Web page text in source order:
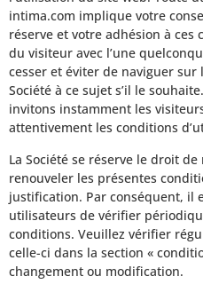
intima.com implique votre
réserve et votre adhésion à ces
du visiteur avec l’une
cesser et éviter de naviguer
Société à ce sujet s’il le
invitons instamment les
attentivement les conditions
La Société se réserve le droit
renouveler les présentes
justification. Par conséquent, il
utilisateurs de vérifier
conditions. Veuillez vérifier
celle-ci dans la section «
changement ou modification.